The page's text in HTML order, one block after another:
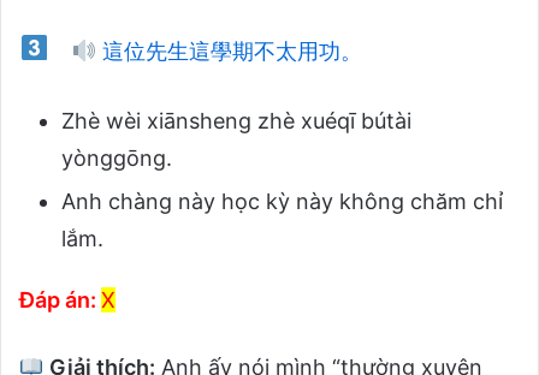
這位先生這學期不太用功。
Zhè wèi xiānsheng zhè xuéqī bútài
yònggōng.
Anh chàng này học kỳ này không chăm chỉ
lắm.
Đáp án: X
Giải thích: Anh ấy nói mình “thường xuyên